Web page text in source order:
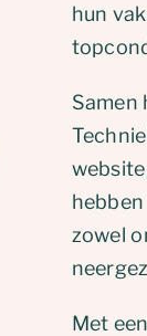
hun
Samen
zowel
Met